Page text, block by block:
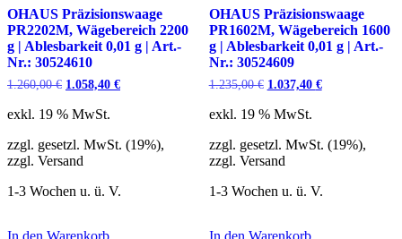
OHAUS Präzisionswaage
PR2202M, Wägebereich 2200
g | Ablesbarkeit 0,01 g | Art.-
Nr.: 30524610
1.260,00€ Ursprünglicher
war:
1.058,40 €Aktueller
exkl. 19 % MwSt.
zzgl. gesetzl. MwSt. (19%),
zzgl. Versand
1-3 Wochen u. ü. V.
OHAUS Präzisionswaage
PR1602M, Wägebereich 1600
g | Ablesbarkeit 0,01 g | Art.-
Nr.: 30524609
1.235,00€ Ursprünglicher
war:
1.037,40 €Aktueller
exkl. 19 % MwSt.
zzgl. gesetzl. MwSt. (19%),
zzgl. Versand
1-3 Wochen u. ü. V.